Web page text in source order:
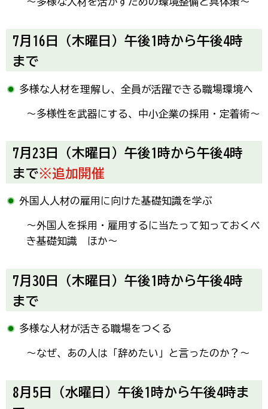
7月16日（木曜日）午後1時から午後4時
まで
多様な人材を理解し、全員が活躍できる職場環境へ
～多様性を武器にする、中小企業の採用・定着術～
7月23日（木曜日）午後1時から午後4時
まで※追加開催
外国人人材の雇用に向けた基礎知識を学ぶ
～外国人を採用・雇用するに当たって知っておくべ
き基礎知識 ほか～
7月30日（木曜日）午後1時から午後4時
まで
多様な人材が活きる職場をつくる
～なぜ、あの人は「辞めたい」と言ったのか？～
8月5日（水曜日）午後1時から午後4時ま